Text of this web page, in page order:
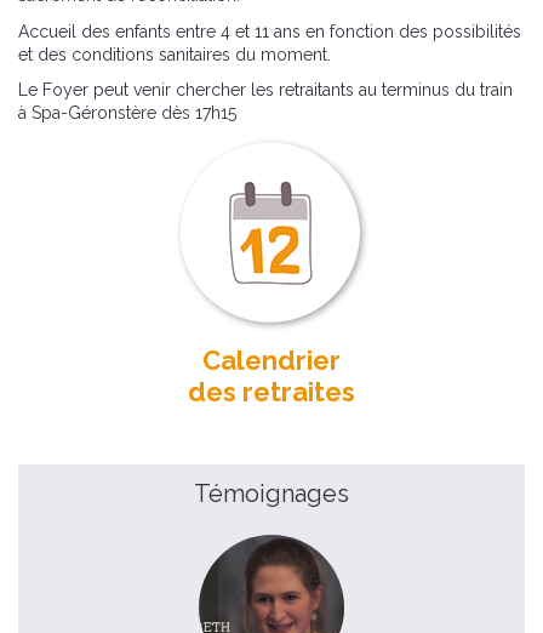
Accueil des enfants entre 4 et 11 ans en fonction des possibilités
et des conditions sanitaires du moment.
Le Foyer peut venir chercher les retraitants au terminus du train
à Spa-Géronstère dès 17h15
Calendrier
des retraites
Témoignages